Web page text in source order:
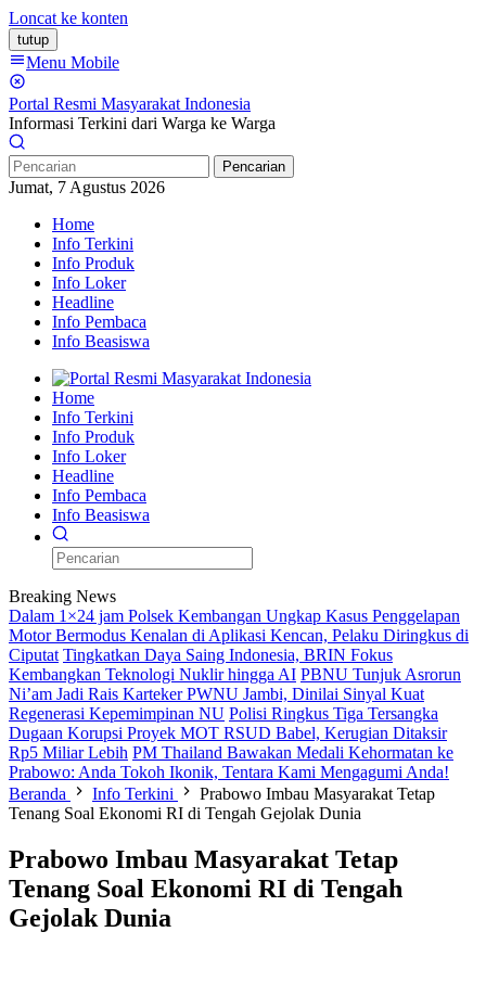
Loncat ke konten
tutup
Menu Mobile
Portal Resmi Masyarakat Indonesia
Informasi Terkini dari Warga ke Warga
Pencarian
Jumat, 7 Agustus 2026
Home
Info Terkini
Info Produk
Info Loker
Headline
Info Pembaca
Info Beasiswa
Home
Info Terkini
Info Produk
Info Loker
Headline
Info Pembaca
Info Beasiswa
Breaking News
Dalam 1×24 jam Polsek Kembangan Ungkap Kasus Penggelapan
Motor Bermodus Kenalan di Aplikasi Kencan, Pelaku Diringkus di
Ciputat Tingkatkan Daya Saing Indonesia, BRIN Fokus
Kembangkan Teknologi Nuklir hingga AI PBNU Tunjuk Asrorun
Ni’am Jadi Rais Karteker PWNU Jambi, Dinilai Sinyal Kuat
Regenerasi Kepemimpinan NU Polisi Ringkus Tiga Tersangka
Dugaan Korupsi Proyek MOT RSUD Babel, Kerugian Ditaksir
Rp5 Miliar Lebih PM Thailand Bawakan Medali Kehormatan ke
Prabowo: Anda Tokoh Ikonik, Tentara Kami Mengagumi Anda!
Beranda
Info Terkini
Prabowo Imbau Masyarakat Tetap
Tenang Soal Ekonomi RI di Tengah Gejolak Dunia
Prabowo Imbau Masyarakat Tetap
Tenang Soal Ekonomi RI di Tengah
Gejolak Dunia